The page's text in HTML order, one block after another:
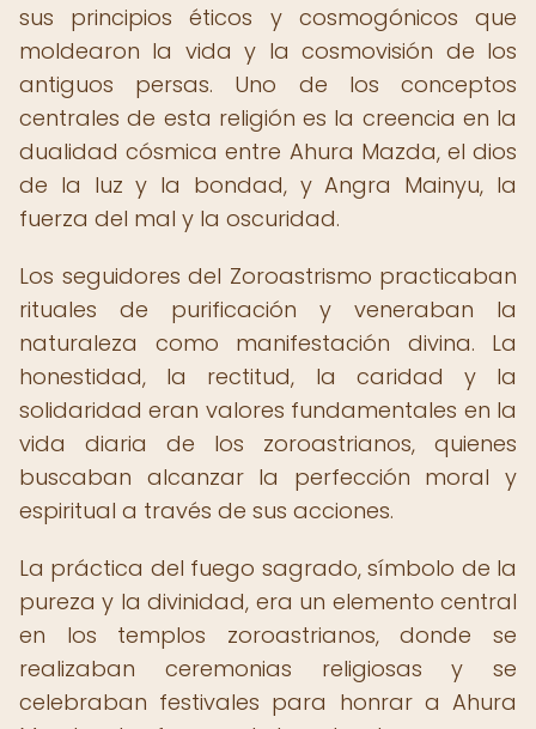
sus principios éticos y cosmogónicos que
moldearon la vida y la cosmovisión de los
antiguos persas. Uno de los conceptos
centrales de esta religión es la creencia en la
dualidad cósmica entre Ahura Mazda, el dios
de la luz y la bondad, y Angra Mainyu, la
fuerza del mal y la oscuridad.
Los seguidores del Zoroastrismo practicaban
rituales de purificación y veneraban la
naturaleza como manifestación divina. La
honestidad, la rectitud, la caridad y la
solidaridad eran valores fundamentales en la
vida diaria de los zoroastrianos, quienes
buscaban alcanzar la perfección moral y
espiritual a través de sus acciones.
La práctica del fuego sagrado, símbolo de la
pureza y la divinidad, era un elemento central
en los templos zoroastrianos, donde se
realizaban ceremonias religiosas y se
celebraban festivales para honrar a Ahura